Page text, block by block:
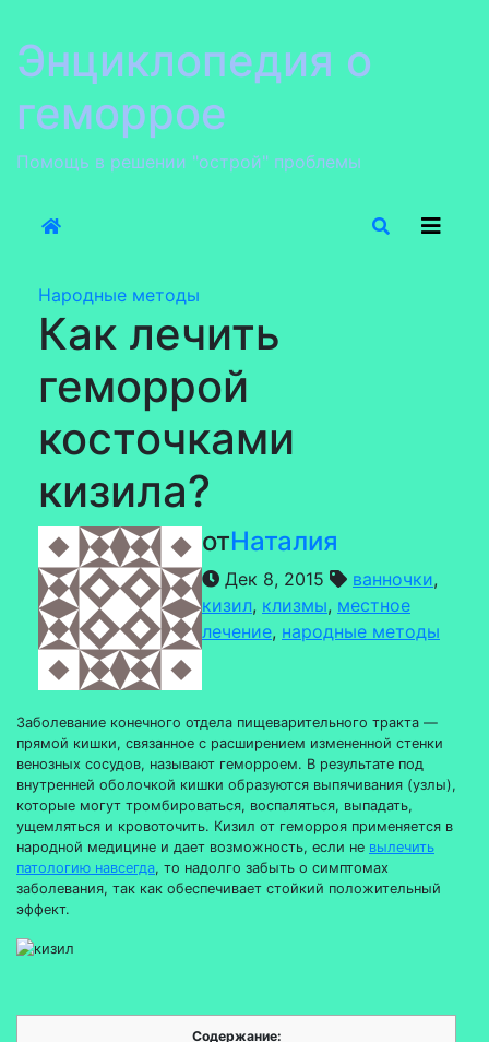
содержанию
Энциклопедия о
геморрое
Помощь в решении "острой" проблемы
Народные методы
Как лечить
геморрой
косточками
кизила?
отНаталия
Дек 8, 2015 ванночки,
кизил, клизмы, местное
лечение, народные методы
Заболевание конечного отдела пищеварительного тракта —
прямой кишки, связанное с расширением измененной стенки
венозных сосудов, называют геморроем. В результате под
внутренней оболочкой кишки образуются выпячивания (узлы),
которые могут тромбироваться, воспаляться, выпадать,
ущемляться и кровоточить. Кизил от геморроя применяется в
народной медицине и дает возможность, если не вылечить
патологию навсегда, то надолго забыть о симптомах
заболевания, так как обеспечивает стойкий положительный
эффект.
Содержание: